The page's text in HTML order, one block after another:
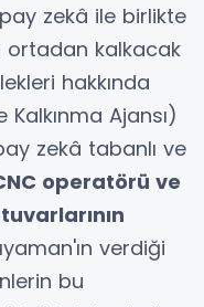
zekâ ile birlikte
ortadan kalkacak
hakkında
Kalkınma Ajansı)
zekâ tabanlı ve
operatörü ve
verdiği
bu